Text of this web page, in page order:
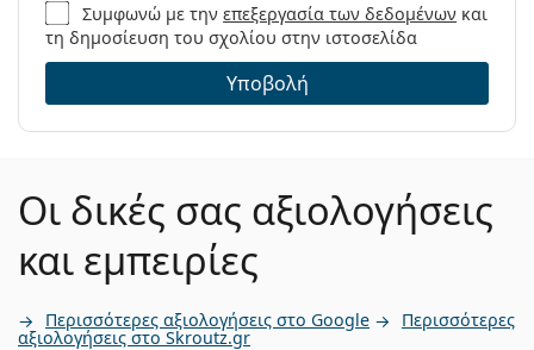
Συμφωνώ με τηνεπεξεργασία των δεδομένων και
τη δημοσίευση του σχολίου στην ιστοσελίδα
Υποβολή
Οι δικές σας αξιολογήσεις
και εμπειρίες
Περισσότερες αξιολογήσεις στο Google Περισσότερες
αξιολογήσεις στο Skroutz.gr